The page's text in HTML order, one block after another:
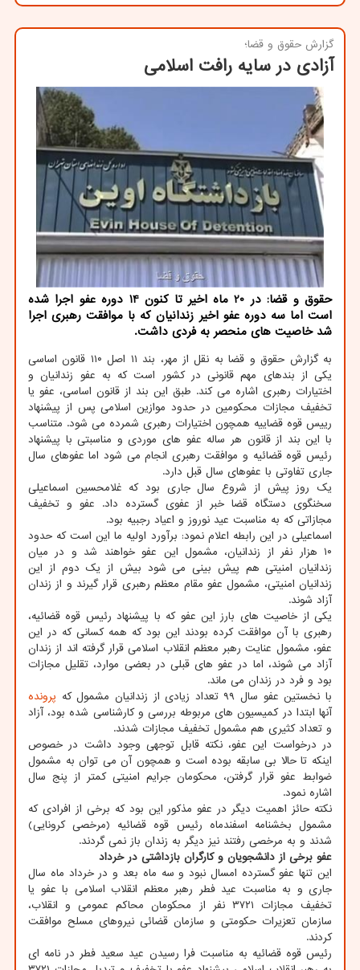
گزارش حقوق و قضا؛
آزادی در سایه رافت اسلامی
حقوق و قضا: در 20 ماه اخیر تا كنون 14 دوره عفو اجرا شده
است اما سه دوره عفو اخیر زندانیان كه با موافقت رهبری اجرا
شد خاصیت های منحصر به فردی داشت.
به گزارش حقوق و قضا به نقل از مهر، بند ۱۱ اصل ۱۱۰ قانون اساسی
یکی از بندهای مهم قانونی در کشور است که به عفو زندانیان و
اختیارات رهبری اشاره می کند. طبق این بند از قانون اساسی، عفو یا
تخفیف‏ مجازات‏ محکومین‏ در حدود موازین‏ اسلامی‏ پس‏ از پیشنهاد
رییس‏ قوه‏ قضاییه‏‬ همچون اختیارات رهبری شمرده می شود. متناسب
با این بند از قانون هر ساله عفو های موردی و مناسبتی با پیشنهاد
رئیس قوه قضائیه و موافقت رهبری انجام می شود اما عفوهای سال
جاری تفاوتی با عفوهای سال قبل دارد.
یک روز پیش از شروع سال جاری بود که غلامحسین اسماعیلی
سخنگوی دستگاه قضا خبر از عفوی گسترده داد. عفو و تخفیف
مجازاتی که به مناسبت عید نوروز و اعیاد رجبیه بود.
اسماعیلی در این رابطه اعلام نمود: برآورد اولیه ما این است که حدود
۱۰ هزار نفر از زندانیان، مشمول این عفو خواهند شد و در میان
زندانیان امنیتی هم پیش بینی می شود بیش از یک دوم از این
زندانیان امنیتی، مشمول عفو مقام معظم رهبری قرار گیرند و از زندان
آزاد شوند.
یکی از خاصیت های بارز این عفو که با پیشنهاد رئیس قوه قضائیه،
رهبری با آن موافقت کرده بودند این بود که همه کسانی که در این
عفو، مشمول عنایت رهبر معظم انقلاب اسلامی قرار گرفته اند از زندان
آزاد می شوند، اما در عفو های قبلی در بعضی موارد، تقلیل مجازات
بود و فرد در زندان می ماند.
با نخستین عفو سال ۹۹ تعداد زیادی از زندانیان مشمول که
پرونده
آنها ابتدا در کمیسیون های مربوطه بررسی و کارشناسی شده بود، آزاد
و تعداد کثیری هم مشمول تخفیف مجازات شدند.
در درخواست این عفو، نکته قابل توجهی وجود داشت در خصوص
اینکه تا حالا بی سابقه بوده است و همچون آن می توان به مشمول
ضوابط عفو قرار گرفتن، محکومان جرایم امنیتی کمتر از پنج سال
اشاره نمود.
نکته حائز اهمیت دیگر در عفو مذکور این بود که برخی از افرادی که
مشمول بخشنامه اسفندماه رئیس قوه قضائیه (مرخصی کرونایی)
شدند و به مرخصی رفتند نیز دیگر به زندان باز نمی گردند.
عفو برخی از دانشجویان و کارگران بازداشتی در خرداد
این تنها عفو گسترده امسال نبود و سه ماه بعد و در خرداد ماه سال
جاری و به مناسبت عید فطر رهبر معظم انقلاب اسلامی با عفو یا
تخفیف مجازات ۳۷۲۱ نفر از محکومان محاکم عمومی و انقلاب،
سازمان تعزیرات حکومتی و سازمان قضائی نیروهای مسلح موافقت
کردند.
رئیس قوه قضائیه به مناسبت فرا رسیدن عید سعید فطر در نامه ای